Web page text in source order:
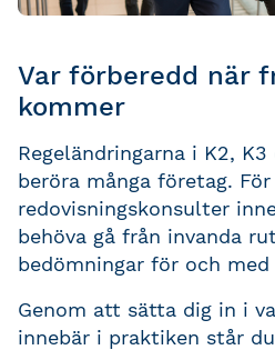
Var förberedd när
kommer
Regeländringarna i K2,
beröra många företag. För
redovisningskonsulter
behöva gå från invanda
bedömningar för och med
Genom att sätta dig in i
innebär i praktiken står